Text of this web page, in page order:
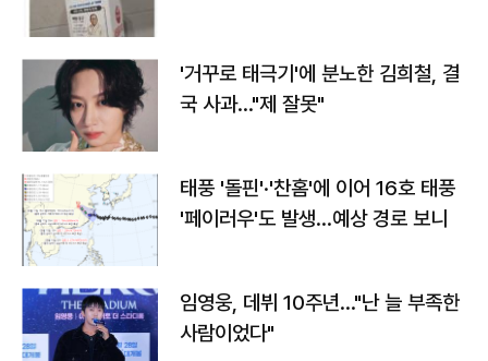
'거꾸로 태극기'에 분노한 김희철, 결
국 사과…"제 잘못"
태풍 '돌핀'·'찬홈'에 이어 16호 태풍
'페이러우'도 발생…예상 경로 보니
임영웅, 데뷔 10주년…"난 늘 부족한
사람이었다"